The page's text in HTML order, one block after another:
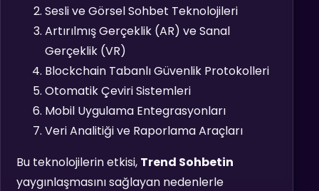
Sesli ve Görsel Sohbet Teknolojileri
Artırılmış Gerçeklik (AR) ve Sanal
Gerçeklik (VR)
Blockchain Tabanlı Güvenlik Protokolleri
Otomatik Çeviri Sistemleri
Mobil Uygulama Entegrasyonları
Veri Analitiği ve Raporlama Araçları
Bu teknolojilerin etkisi, Trend Sohbetin
yaygınlaşmasını sağlayan nedenlerle